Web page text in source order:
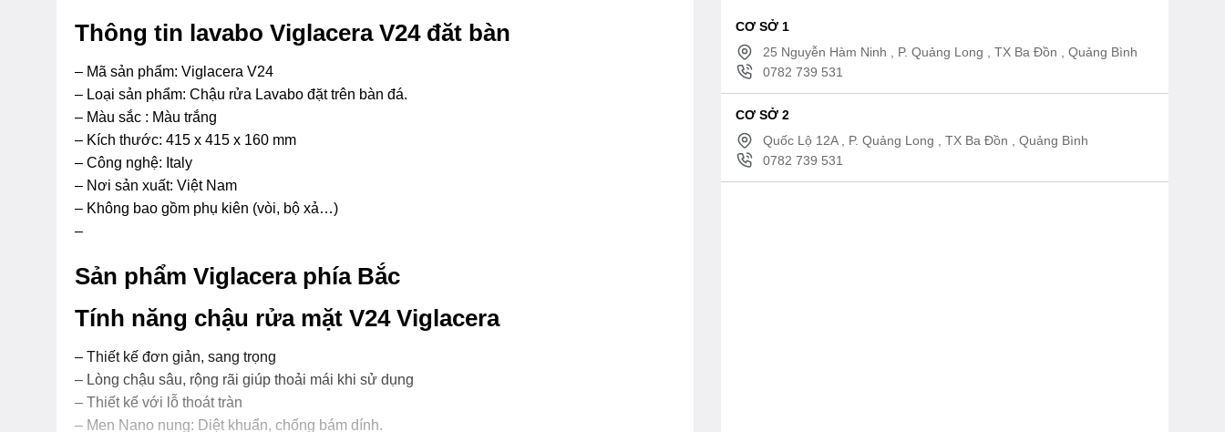
Thông tin lavabo Viglacera V24 đăt bàn
– Mã sản phẩm: Viglacera V24
– Loại sản phẩm: Chậu rửa Lavabo đặt trên bàn đá.
– Màu sắc : Màu trắng
– Kích thước: 415 x 415 x 160 mm
– Công nghệ: Italy
– Nơi sản xuất: Việt Nam
– Không bao gồm phụ kiên (vòi, bộ xả…)
–
Sản phẩm Viglacera phía Bắc
Tính năng chậu rửa mặt V24 Viglacera
– Thiết kế đơn giản, sang trọng
– Lòng chậu sâu, rộng rãi giúp thoải mái khi sử dụng
– Thiết kế với lỗ thoát tràn
– Men Nano nung: Diệt khuẩn, chống bám dính.
CƠ SỞ 1
25 Nguyễn Hàm Ninh , P. Quảng Long , TX Ba Đồn , Quảng Bình
0782 739 531
CƠ SỞ 2
Quốc Lộ 12A , P. Quảng Long , TX Ba Đồn , Quảng Bình
0782 739 531